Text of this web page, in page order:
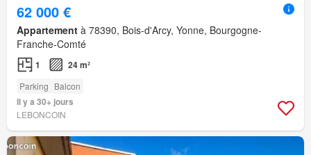
62 000 €
Appartement à 78390, Bois-d'Arcy, Yonne, Bourgogne-
Franche-Comté
1 24 m²
Parking Balcon
Il y a 30+ jours
LEBONCOIN